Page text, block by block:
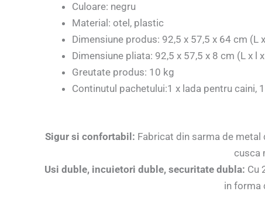
Culoare: negru
Material: otel, plastic
Dimensiune produs: 92,5 x 57,5 ​​x 64 cm (L
Dimensiune pliata: 92,5 x 57,5 ​​x 8 cm (L x l
Greutate produs: 10 kg
Continutul pachetului:1 x lada pentru caini,
Sigur si confortabil: Fabricat din sarma de
cusca
Usi duble, incuietori duble, securitate dubla: Cu
in forma